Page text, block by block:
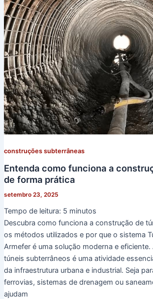
construções subterrâneas
Entenda como funciona a
de forma prática
setembro 23, 2025
Tempo de leitura: 5 minutos
Descubra como funciona a construção de
os métodos utilizados e por que o sistema
Armefer é uma solução moderna e
túneis subterrâneos é uma atividade
da infraestrutura urbana e industrial. Seja
ferrovias, sistemas de drenagem ou
ajudam